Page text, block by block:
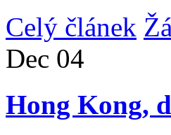
Celý článek
Dec 04
Hong Kong,